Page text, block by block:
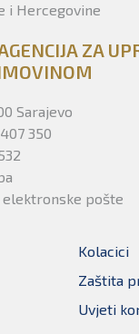
i Hercegovine
ZA
Sarajevo
350
pošte
Kolacici
Zaštita
Uvjeti